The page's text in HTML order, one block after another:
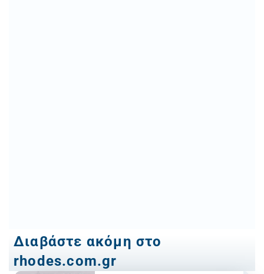
Διαβάστε ακόμη στο
rhodes.com.gr